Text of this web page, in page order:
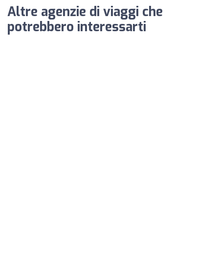
Altre agenzie di viaggi che
potrebbero interessarti